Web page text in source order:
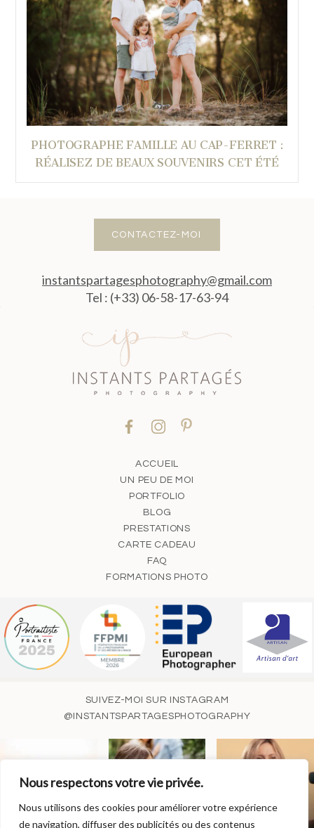
Nous respectons votre vie privée.
Nous utilisons des cookies pour améliorer votre expérience
de navigation, diffuser des publicités ou des contenus
PHOTOGRAPHE FAMILLE AU CAP-FERRET :
RÉALISEZ DE BEAUX SOUVENIRS CET ÉTÉ
CONTACTEZ-MOI
instantspartagesphotography@gmail.com
Tel : (+33) 06-58-17-63-94
ACCUEIL
UN PEU DE MOI
PORTFOLIO
BLOG
PRESTATIONS
CARTE CADEAU
FAQ
FORMATIONS PHOTO
SUIVEZ-MOI SUR INSTAGRAM
@INSTANTSPARTAGESPHOTOGRAPHY